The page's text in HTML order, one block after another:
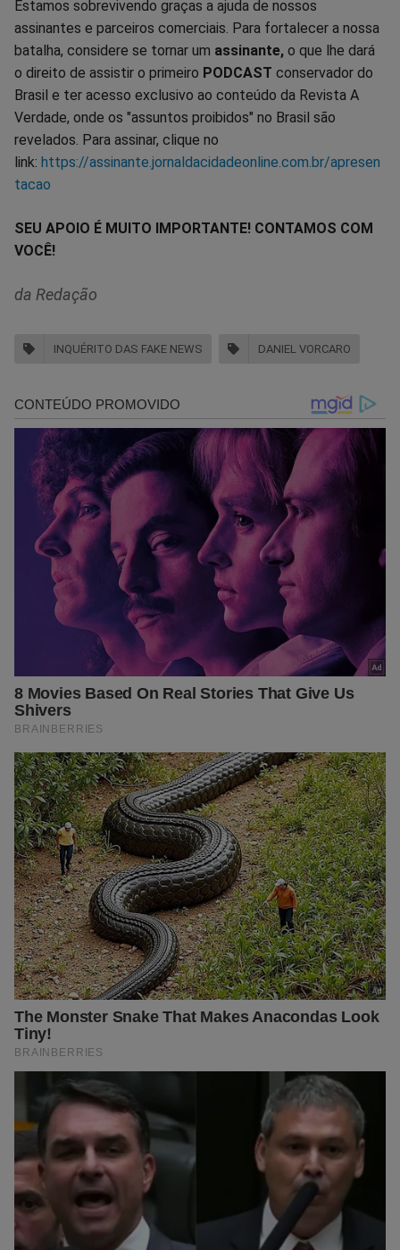
Estamos sobrevivendo graças a ajuda de nossos
assinantes e parceiros comerciais. Para fortalecer a nossa
batalha, considere se tornar um assinante, o que lhe dará
o direito de assistir o primeiro PODCAST conservador do
Brasil e ter acesso exclusivo ao conteúdo da Revista A
Verdade, onde os "assuntos proibidos" no Brasil são
revelados. Para assinar, clique no
link: https://assinante.jornaldacidadeonline.com.br/apresen
tacao
SEU APOIO É MUITO IMPORTANTE! CONTAMOS COM
VOCÊ!
da Redação
INQUÉRITO DAS FAKE NEWS DANIEL VORCARO